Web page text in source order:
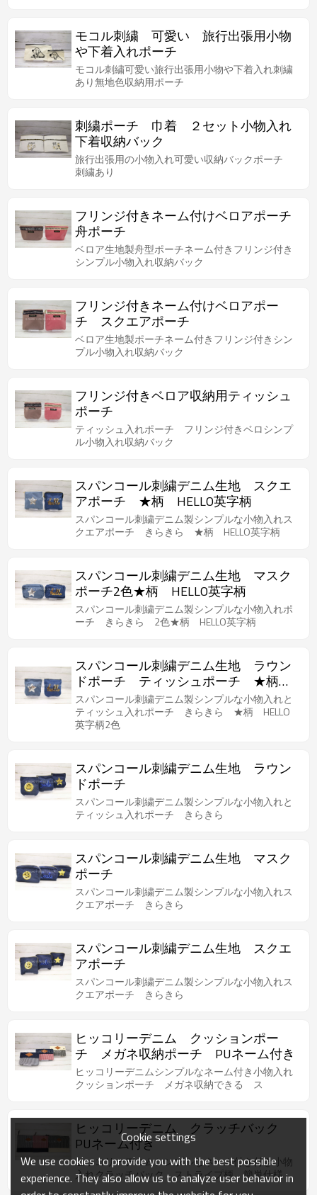
モコル刺繍 可愛い 旅行出張用小物
や下着入れポーチ
モコル刺繍可愛い旅行出張用小物や下着入れ刺繍
あり無地色収納用ポーチ
刺繍ポーチ 巾着 ２セット小物入れ
下着収納バック
旅行出張用の小物入れ可愛い収納バックポーチ
刺繍あり
フリンジ付きネーム付けベロアポーチ
舟ポーチ
ベロア生地製舟型ポーチネーム付きフリンジ付き
シンプル小物入れ収納バック
フリンジ付きネーム付けベロアポー
チ スクエアポーチ
ベロア生地製ポーチネーム付きフリンジ付きシン
プル小物入れ収納バック
フリンジ付きベロア収納用ティッシュ
ポーチ
ティッシュ入れポーチ フリンジ付きベロシンプ
ル小物入れ収納バック
スパンコール刺繍デニム生地 スクエ
アポーチ ★柄 HELLO英字柄
スパンコール刺繍デニム製シンプルな小物入れス
クエアポーチ きらきら ★柄 HELLO英字柄
スパンコール刺繍デニム生地 マスク
ポーチ2色★柄 HELLO英字柄
スパンコール刺繍デニム製シンプルな小物入れポ
ーチ きらきら 2色★柄 HELLO英字柄
スパンコール刺繍デニム生地 ラウン
ドポーチ ティッシュポーチ ★柄
HELLO英字柄
スパンコール刺繍デニム製シンプルな小物入れと
ティッシュ入れポーチ きらきら ★柄 HELLO
英字柄2色
スパンコール刺繍デニム生地 ラウン
ドポーチ
スパンコール刺繍デニム製シンプルな小物入れと
ティッシュ入れポーチ きらきら
スパンコール刺繍デニム生地 マスク
ポーチ
スパンコール刺繍デニム製シンプルな小物入れス
クエアポーチ きらきら
スパンコール刺繍デニム生地 スクエ
アポーチ
スパンコール刺繍デニム製シンプルな小物入れス
クエアポーチ きらきら
ヒッコリーデニム クッションポー
チ メガネ収納ポーチ PUネーム付き
ヒッコリーデニムシンプルなネーム付き小物入れ
クッションポーチ メガネ収納できる ス
ヒッコリーデニム クラッチバック
PUネーム付き
ヒッコリーデニムシンプルなネーム付き付き小物
入れクラッチバック ストライプ柄 簡単仕様
Cookie settings
We use cookies to provide you with the best possible
experience. They also allow us to analyze user behavior in